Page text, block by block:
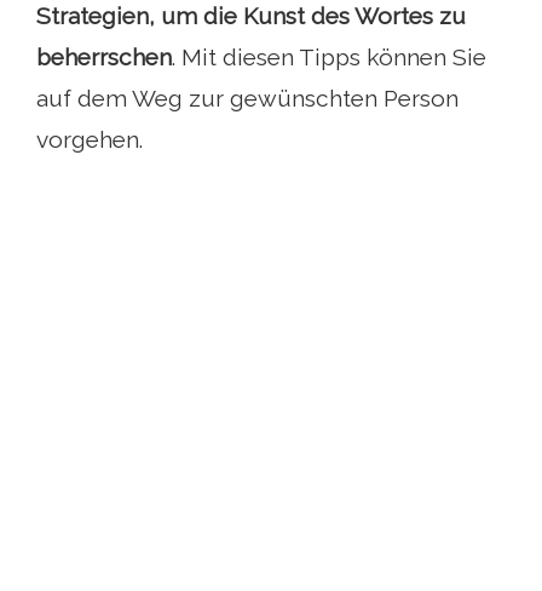
Strategien, um die Kunst des Wortes zu
beherrschen. Mit diesen Tipps können Sie
auf dem Weg zur gewünschten Person
vorgehen.